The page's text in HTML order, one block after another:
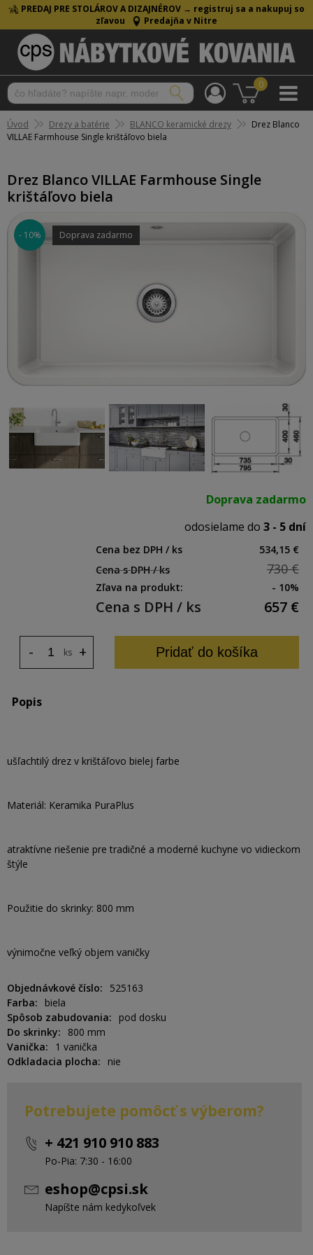
PREDAJ PRE STOLÁROV A DIZAJNÉROV → registruj sa a nakupuj so
zľavou
Predajňa v Nitre
0
Úvod Drezy a batérie BLANCO keramické drezy
Drez Blanco
VILLAE Farmhouse Single krištáľovo biela
Drez Blanco VILLAE Farmhouse Single
krištáľovo biela
- 10% Doprava zadarmo
Doprava zadarmo
odosielame do 3 - 5 dní
Cena bez DPH / ks
534,15 €
Cena s DPH / ks
730 €
Zľava na produkt: - 10%
Cena s DPH / ks 657 €
ks +
- Pridať do košíka
Popis
ušľachtilý drez v krištáľovo bielej farbe
Materiál: Keramika PuraPlus
atraktívne riešenie pre tradičné a moderné kuchyne vo vidieckom
štýle
Použitie do skrinky: 800 mm
výnimočne veľký objem vaničky
Objednávkové číslo
525163
Farba
biela
Spôsob zabudovania
pod dosku
Do skrinky
800 mm
Vanička
1 vanička
Odkladacia plocha
nie
Potrebujete pomôcť s výberom?
+ 421 910 910 883
Po-Pia: 7:30 - 16:00
eshop@cpsi.sk
Napíšte nám kedykoľvek